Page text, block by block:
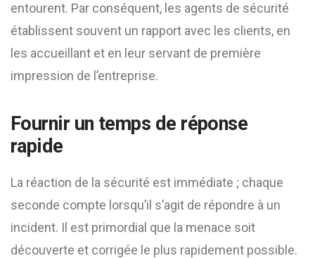
entourent. Par conséquent, les agents de sécurité
établissent souvent un rapport avec les clients, en
les accueillant et en leur servant de première
impression de l’entreprise.
Fournir un temps de réponse
rapide
La réaction de la sécurité est immédiate ; chaque
seconde compte lorsqu’il s’agit de répondre à un
incident. Il est primordial que la menace soit
découverte et corrigée le plus rapidement possible.